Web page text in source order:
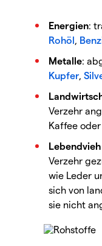
Energien:
Rohöl,
Metalle:
Kupfer,
Verzehr
Kaffee
Verzehr
wie Leder
sich von
sie nicht